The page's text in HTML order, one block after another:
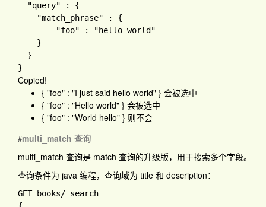
  "query" : {
    "match_phrase" : {
        "foo" : "hello world"
    }
  }
Copied!
{ "foo" : "I just said hello world" } 会被选中
{ "foo" : "Hello world" } 会被选中
{ "foo" : "World hello" } 则不会
#multi_match 查询
multi_match 查询是 match 查询的升级版，用于搜索多个字段。
查询条件为 java 编程，查询域为 title 和 description：
GET books